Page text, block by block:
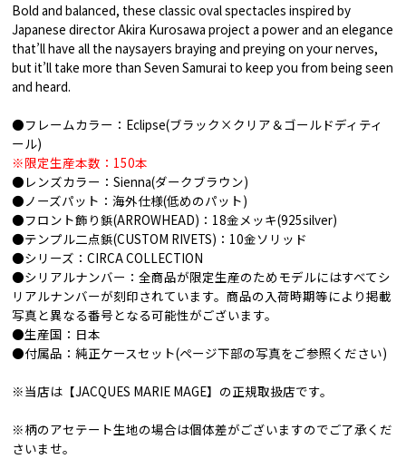
Bold and balanced, these classic oval spectacles inspired by
Japanese director Akira Kurosawa project a power and an elegance
that’ll have all the naysayers braying and preying on your nerves,
but it’ll take more than Seven Samurai to keep you from being seen
and heard.
●フレームカラー：Eclipse(ブラック×クリア＆ゴールドディティ
ール)
※限定生産本数：150本
●レンズカラー：Sienna(ダークブラウン)
●ノーズパット：海外仕様(低めのパット)
●フロント飾り鋲(ARROWHEAD)：18金メッキ(925silver)
●テンプル二点鋲(CUSTOM RIVETS)：10金ソリッド
●シリーズ：CIRCA COLLECTION
●シリアルナンバー：全商品が限定生産のためモデルにはすべてシ
リアルナンバーが刻印されています。商品の入荷時期等により掲載
写真と異なる番号となる可能性がございます。
●生産国：日本
●付属品：純正ケースセット(ページ下部の写真をご参照ください)
※当店は【JACQUES MARIE MAGE】の正規取扱店です。
※柄のアセテート生地の場合は個体差がございますのでご了承くだ
さいませ。